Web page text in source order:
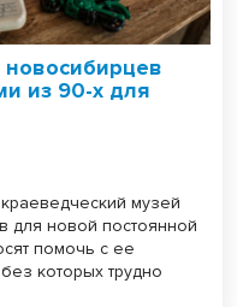
из 90-х для
музей
для новой постоянной
помочь с ее
которых трудно